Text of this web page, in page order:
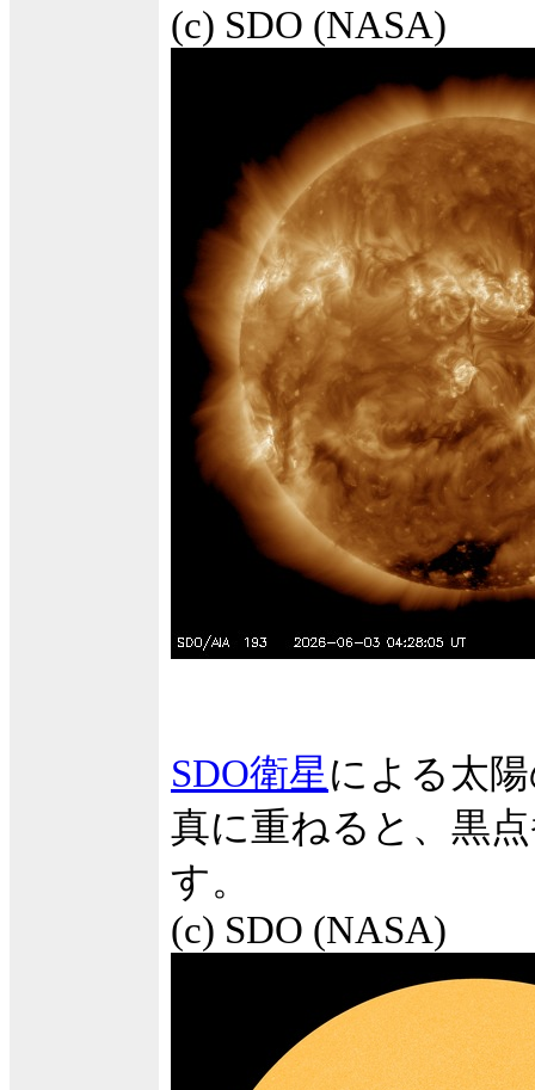
(c) SDO (NASA)
SDO衛星による太
真に重ねると、黒
す。
(c) SDO (NASA)